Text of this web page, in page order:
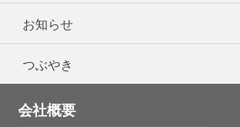
お知らせ
つぶやき
会社概要